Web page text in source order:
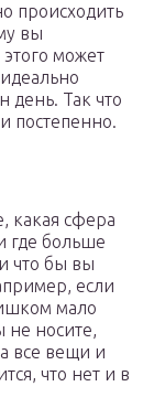
происходить
вы
может
день. Так что
постепенно.
какая сфера
где больше
что бы вы
если
мало
не носите,
все вещи и
что нет и в